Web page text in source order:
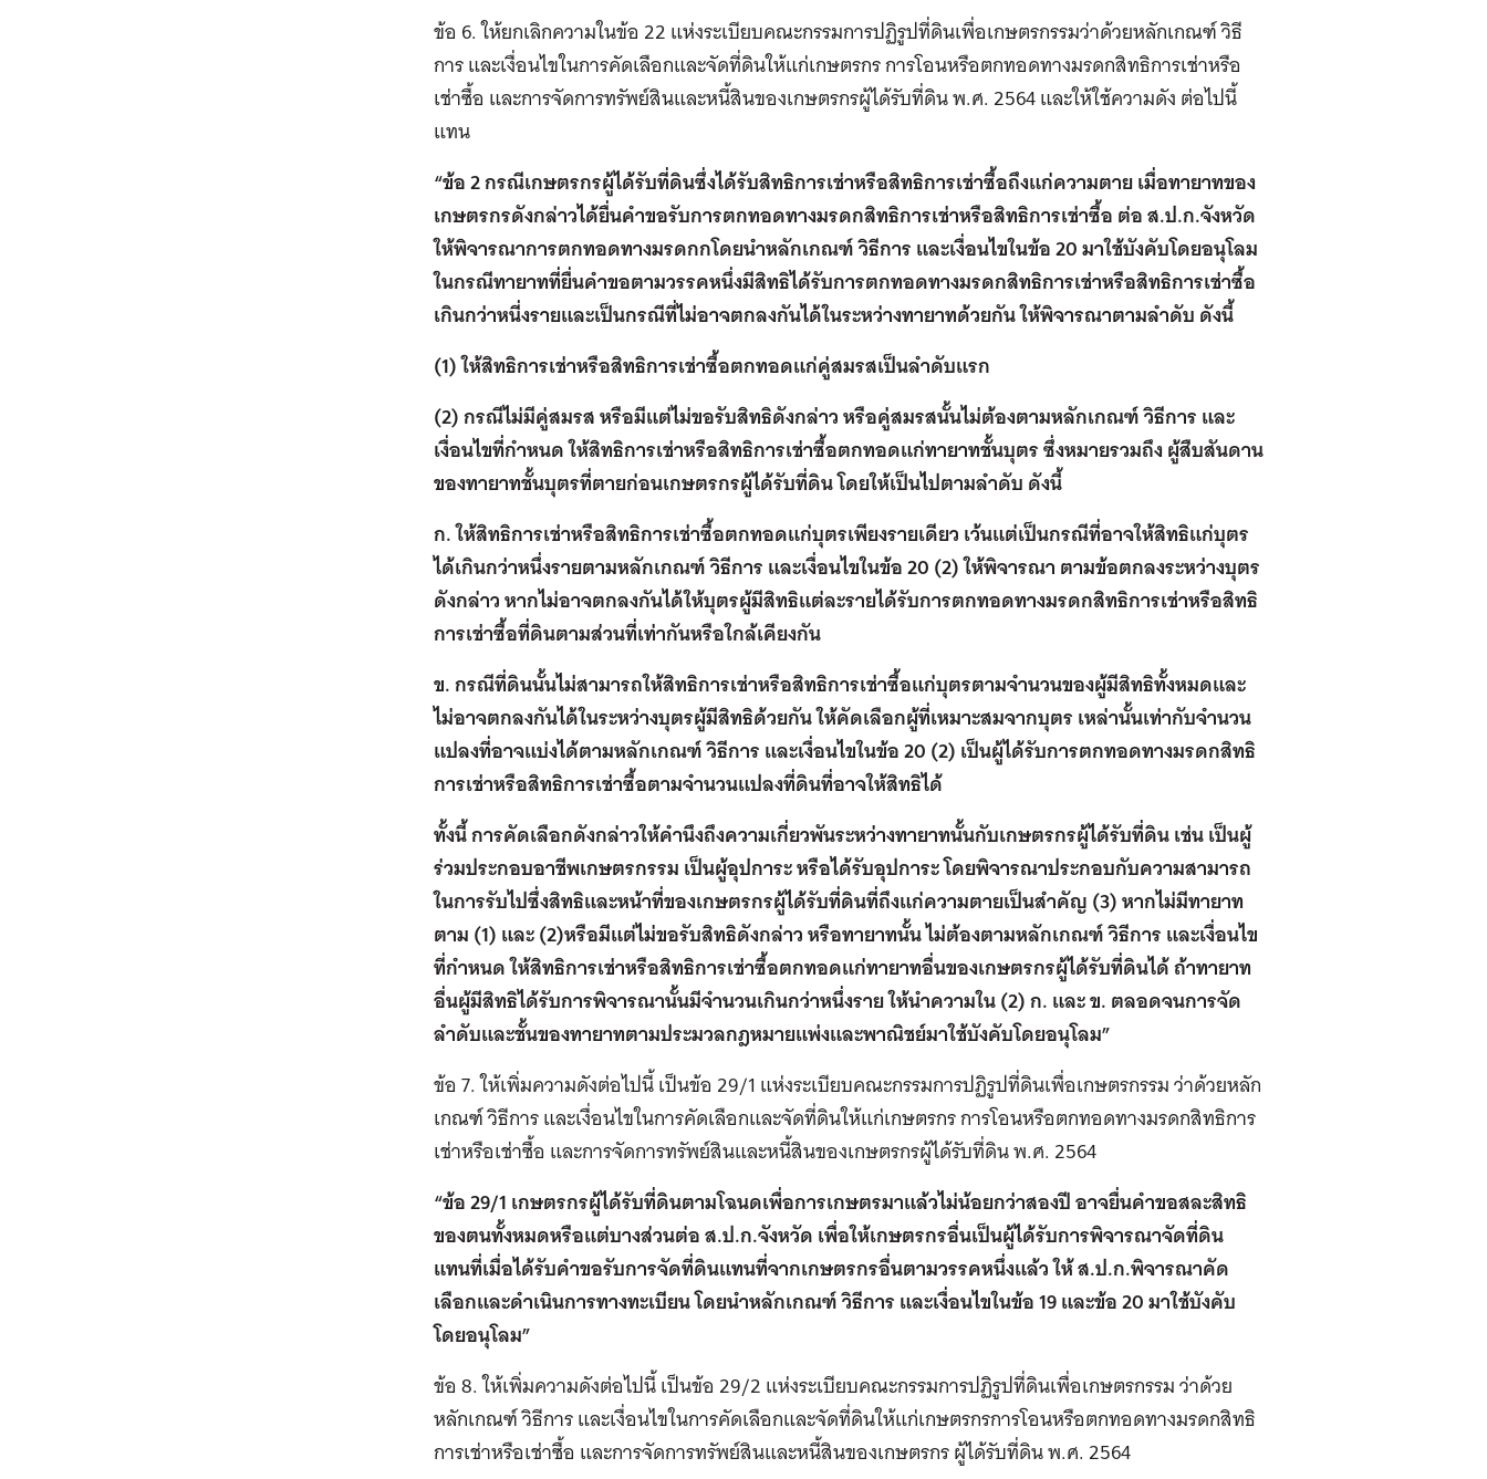
ข้อ 6. ให้ยกเลิกความในข้อ 22 แห่งระเบียบคณะกรรมการปฏิรูปที่ดินเพื่อเกษตรกรรมว่าด้วยหลักเกณฑ์ วิธี
การ และเงื่อนไขในการคัดเลือกและจัดที่ดินให้แก่เกษตรกร การโอนหรือตกทอดทางมรดกสิทธิการเช่าหรือ
เช่าซื้อ และการจัดการทรัพย์สินและหนี้สินของเกษตรกรผู้ได้รับที่ดิน พ.ศ. 2564 และให้ใช้ความดัง ต่อไปนี้
แทน
“ข้อ 2 กรณีเกษตรกรผู้ได้รับที่ดินซึ่งได้รับสิทธิการเช่าหรือสิทธิการเช่าซื้อถึงแก่ความตาย เมื่อทายาทของ
เกษตรกรดังกล่าวได้ยื่นคำขอรับการตกทอดทางมรดกสิทธิการเช่าหรือสิทธิการเช่าซื้อ ต่อ ส.ป.ก.จังหวัด
ให้พิจารณาการตกทอดทางมรดกกโดยนำหลักเกณฑ์ วิธีการ และเงื่อนไขในข้อ 20 มาใช้บังคับโดยอนุโลม
ในกรณีทายาทที่ยื่นคำขอตามวรรคหนึ่งมีสิทธิได้รับการตกทอดทางมรดกสิทธิการเช่าหรือสิทธิการเช่าซื้อ
เกินกว่าหนี่งรายและเป็นกรณีที่ไม่อาจตกลงกันได้ในระหว่างทายาทด้วยกัน ให้พิจารณาตามลำดับ ดังนี้
(1) ให้สิทธิการเช่าหรือสิทธิการเช่าซื้อตกทอดแก่คู่สมรสเป็นลำดับแรก
(2) กรณีไม่มีคู่สมรส หรือมีแต่ไม่ขอรับสิทธิดังกล่าว หรือคู่สมรสนั้นไม่ต้องตามหลักเกณฑ์ วิธีการ และ
เงื่อนไขที่กำหนด ให้สิทธิการเช่าหรือสิทธิการเช่าซื้อตกทอดแก่ทายาทชั้นบุตร ซึ่งหมายรวมถึง ผู้สืบสันดาน
ของทายาทชั้นบุตรที่ตายก่อนเกษตรกรผู้ได้รับที่ดิน โดยให้เป็นไปตามลำดับ ดังนี้
ก. ให้สิทธิการเช่าหรือสิทธิการเช่าซื้อตกทอดแก่บุตรเพียงรายเดียว เว้นแต่เป็นกรณีที่อาจให้สิทธิแก่บุตร
ได้เกินกว่าหนึ่งรายตามหลักเกณฑ์ วิธีการ และเงื่อนไขในข้อ 20 (2) ให้พิจารณา ตามข้อตกลงระหว่างบุตร
ดังกล่าว หากไม่อาจตกลงกันได้ให้บุตรผู้มีสิทธิแต่ละรายได้รับการตกทอดทางมรดกสิทธิการเช่าหรือสิทธิ
การเช่าซื้อที่ดินตามส่วนที่เท่ากันหรือใกล้เคียงกัน
ข. กรณีที่ดินนั้นไม่สามารถให้สิทธิการเช่าหรือสิทธิการเช่าซื้อแก่บุตรตามจำนวนของผู้มีสิทธิทั้งหมดและ
ไม่อาจตกลงกันได้ในระหว่างบุตรผู้มีสิทธิด้วยกัน ให้คัดเลือกผู้ที่เหมาะสมจากบุตร เหล่านั้นเท่ากับจำนวน
แปลงที่อาจแบ่งได้ตามหลักเกณฑ์ วิธีการ และเงื่อนไขในข้อ 20 (2) เป็นผู้ได้รับการตกทอดทางมรดกสิทธิ
การเช่าหรือสิทธิการเช่าซื้อตามจำนวนแปลงที่ดินที่อาจให้สิทธิได้
ทั้งนี้ การคัดเลือกดังกล่าวให้คำนึงถึงความเกี่ยวพันระหว่างทายาทนั้นกับเกษตรกรผู้ได้รับที่ดิน เช่น เป็นผู้
ร่วมประกอบอาชีพเกษตรกรรม เป็นผู้อุปการะ หรือได้รับอุปการะ โดยพิจารณาประกอบกับความสามารถ
ในการรับไปซึ่งสิทธิและหน้าที่ของเกษตรกรผู้ได้รับที่ดินที่ถึงแก่ความตายเป็นสำคัญ (3) หากไม่มีทายาท
ตาม (1) และ (2)หรือมีแต่ไม่ขอรับสิทธิดังกล่าว หรือทายาทนั้น ไม่ต้องตามหลักเกณฑ์ วิธีการ และเงื่อนไข
ที่กำหนด ให้สิทธิการเช่าหรือสิทธิการเช่าซื้อตกทอดแก่ทายาทอื่นของเกษตรกรผู้ได้รับที่ดินได้ ถ้าทายาท
อื่นผู้มีสิทธิได้รับการพิจารณานั้นมีจำนวนเกินกว่าหนึ่งราย ให้นำความใน (2) ก. และ ข. ตลอดจนการจัด
ลำดับและชั้นของทายาทตามประมวลกฎหมายแพ่งและพาณิชย์มาใช้บังคับโดยอนุโลม”
ข้อ 7. ให้เพิ่มความดังต่อไปนี้ เป็นข้อ 29/1 แห่งระเบียบคณะกรรมการปฏิรูปที่ดินเพื่อเกษตรกรรม ว่าด้วยหลัก
เกณฑ์ วิธีการ และเงื่อนไขในการคัดเลือกและจัดที่ดินให้แก่เกษตรกร การโอนหรือตกทอดทางมรดกสิทธิการ
เช่าหรือเช่าซื้อ และการจัดการทรัพย์สินและหนี้สินของเกษตรกรผู้ได้รับที่ดิน พ.ศ. 2564
“ข้อ 29/1 เกษตรกรผู้ได้รับที่ดินตามโฉนดเพื่อการเกษตรมาแล้วไม่น้อยกว่าสองปี อาจยื่นคำขอสละสิทธิ
ของตนทั้งหมดหรือแต่บางส่วนต่อ ส.ป.ก.จังหวัด เพื่อให้เกษตรกรอื่นเป็นผู้ได้รับการพิจารณาจัดที่ดิน
แทนที่เมื่อได้รับคำขอรับการจัดที่ดินแทนที่จากเกษตรกรอื่นตามวรรคหนึ่งแล้ว ให้ ส.ป.ก.พิจารณาคัด
เลือกและดำเนินการทางทะเบียน โดยนำหลักเกณฑ์ วิธีการ และเงื่อนไขในข้อ 19 และข้อ 20 มาใช้บังคับ
โดยอนุโลม”
ข้อ 8. ให้เพิ่มความดังต่อไปนี้ เป็นข้อ 29/2 แห่งระเบียบคณะกรรมการปฏิรูปที่ดินเพื่อเกษตรกรรม ว่าด้วย
หลักเกณฑ์ วิธีการ และเงื่อนไขในการคัดเลือกและจัดที่ดินให้แก่เกษตรกรการโอนหรือตกทอดทางมรดกสิทธิ
การเช่าหรือเช่าซื้อ และการจัดการทรัพย์สินและหนี้สินของเกษตรกร ผู้ได้รับที่ดิน พ.ศ. 2564